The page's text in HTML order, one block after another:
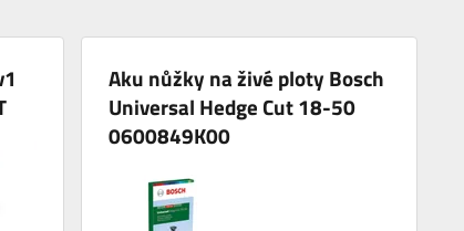
Aku nůžky na živé ploty Bosch
Universal Hedge Cut 18-50
0600849K00